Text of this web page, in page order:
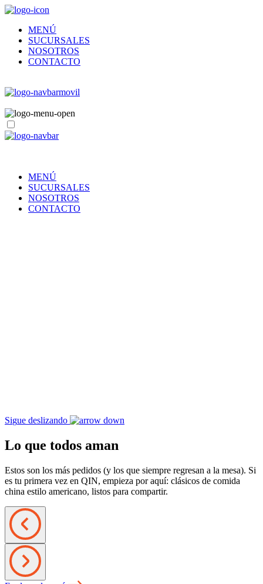
MENÚ
SUCURSALES
NOSOTROS
CONTACTO
MENÚ
SUCURSALES
NOSOTROS
CONTACTO
Sigue deslizando
Lo que todos aman
Estos son los más pedidos (y los que siempre regresan a la mesa). Si
es tu primera vez en QIN, empieza por aquí: clásicos de comida
china estilo americano, listos para compartir.